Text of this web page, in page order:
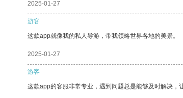
2025-01-27
游客
这款app就像我的私人导游，带我领略世界各地的美景。
2025-01-27
游客
这款app的客服非常专业，遇到问题总是能够及时解决，